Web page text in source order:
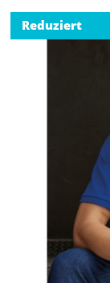
Reduziert